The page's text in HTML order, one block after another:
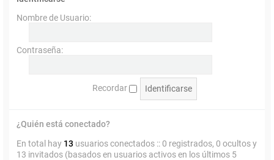
Nombre de Usuario:
Contraseña:
Recordar
¿Quién está conectado?
En total hay 13 usuarios conectados :: 0 registrados, 0 ocultos y
13 invitados (basados en usuarios activos en los últimos 5